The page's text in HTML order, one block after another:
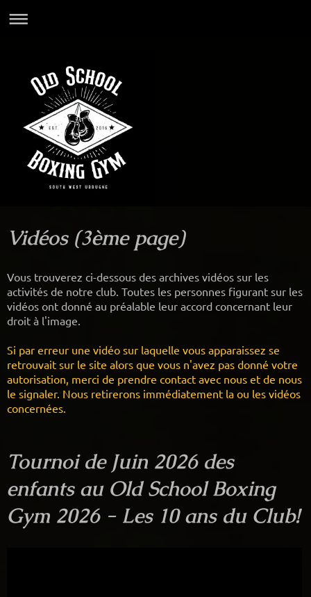
Vidéos (3ème page)
Vous trouverez ci-dessous des archives vidéos sur les
activités de notre club. Toutes les personnes figurant sur les
vidéos ont donné au préalable leur accord concernant leur
droit à l'image.
Si par erreur une vidéo sur laquelle vous apparaissez se
retrouvait sur le site alors que vous n'avez pas donné votre
autorisation, merci de prendre contact avec nous et de nous
le signaler. Nous retirerons immédiatement la ou les vidéos
concernées.
Tournoi de Juin 2026 des
enfants au Old School Boxing
Gym 2026 - Les 10 ans du Club!